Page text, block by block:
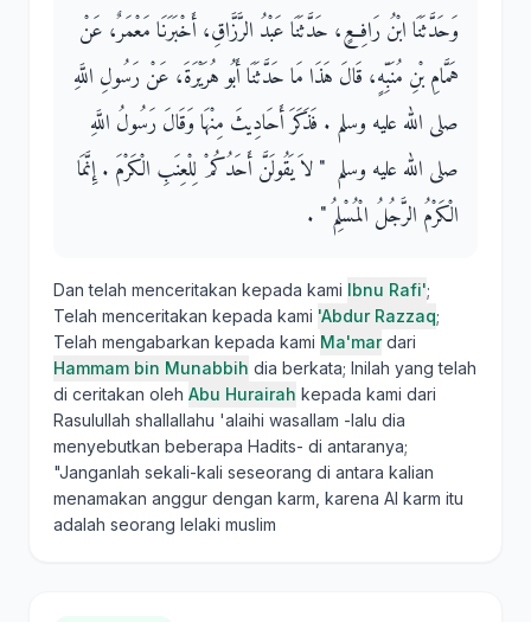
وَحَدَّثَنَا ابْنُ رَافِعٍ، حَدَّثَنَا عَبْدُ الرَّزَّاقِ، أَخْبَرَنَا مَعْمَرٌ، عَنْ
هَمَّامِ بْنِ مُنَبِّهٍ، قَالَ هَذَا مَا حَدَّثَنَا أَبُو هُرَيْرَةَ، عَنْ رَسُولِ اللَّهِ
صلى الله عليه وسلم ‏.‏ فَذَكَرَ أَحَادِيثَ مِنْهَا وَقَالَ رَسُولُ اللَّهِ
صلى الله عليه وسلم ‏ "‏ لاَ يَقُولَنَّ أَحَدُكُمْ لِلْعِنَبِ الْكَرْمَ ‏.‏ إِنَّمَا
الْكَرْمُ الرَّجُلُ الْمُسْلِمُ ‏"‏ ‏.‏
Dan telah menceritakan kepada kami Ibnu Rafi';
Telah menceritakan kepada kami 'Abdur Razzaq;
Telah mengabarkan kepada kami Ma'mardari
Hammam bin Munabbih dia berkata; Inilah yang telah
di ceritakan oleh Abu Hurairah kepada kami dari
Rasulullah shallallahu 'alaihi wasallam -lalu dia
menyebutkan beberapa Hadits- di antaranya;
"Janganlah sekali-kali seseorang di antara kalian
menamakan anggur dengan karm, karena Al karm itu
adalah seorang lelaki muslim